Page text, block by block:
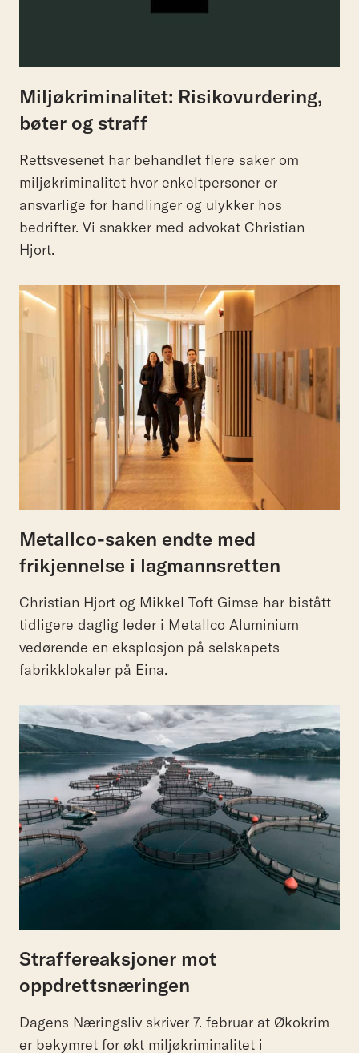
Miljøkriminalitet: Risikovurdering,
bøter og straff
Rettsvesenet har behandlet flere saker om
miljøkriminalitet hvor enkeltpersoner er
ansvarlige for handlinger og ulykker hos
bedrifter. Vi snakker med advokat Christian
Hjort.
Metallco-saken endte med
frikjennelse i lagmannsretten
Christian Hjort og Mikkel Toft Gimse har bistått
tidligere daglig leder i Metallco Aluminium
vedørende en eksplosjon på selskapets
fabrikklokaler på Eina.
Straffereaksjoner mot
oppdrettsnæringen
Dagens Næringsliv skriver 7. februar at Økokrim
er bekymret for økt miljøkriminalitet i